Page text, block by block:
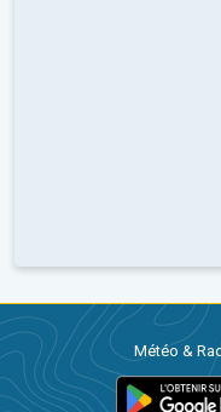
Météo &